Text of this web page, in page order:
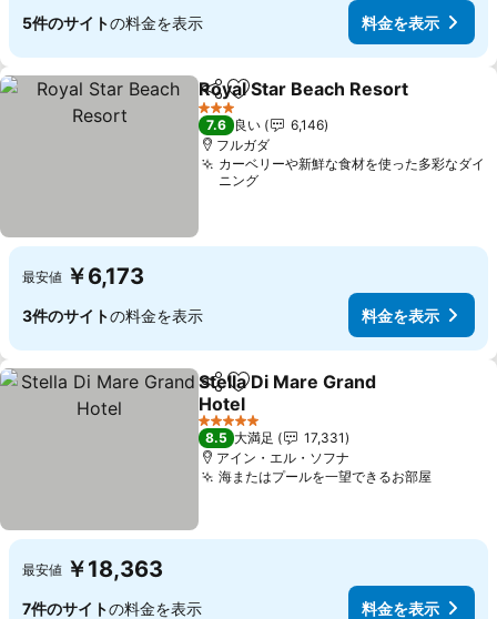
5件のサイトの料金を表示 料金を表示
シェアお気に入りに追加
Royal Star Beach Resort
3 ホテルのランク
7.6 良い
6,146
フルガダ
カーベリーや新鮮な食材を使った多彩なダイ
ニング
最安値 ￥6,173
3件のサイトの料金を表示 料金を表示
シェアお気に入りに追加
Stella Di Mare Grand
Hotel
5 ホテルのランク
8.5 大満足
17,331
アイン・エル・ソフナ
海またはプールを一望できるお部屋
最安値 ￥18,363
7件のサイトの料金を表示 料金を表示